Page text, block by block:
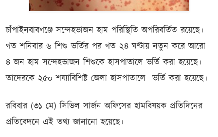
চাঁপাইনবাবগঞ্জে সন্দেহভাজন হাম পরিস্থিতি অপরিবর্তিত রয়েছে।
গত শনিবার ৬ শিশু ভর্তির পর গত ২৪ ঘণ্টায় নতুন করে আরো
৪ জন হাম সন্দেহভাজন শিশুকে হাসপাতালে ভর্তি করা হয়েছে।
তাদেরকে ২৫০ শয্যাবিশিষ্ট জেলা হাসপাতালে ভর্তি করা হয়েছে।
রবিবার (৩১ মে) সিভিল সার্জন অফিসের হামবিষয়ক প্রতিদিনের
প্রতিবেদনে এই তথ্য জানানো হয়েছে।